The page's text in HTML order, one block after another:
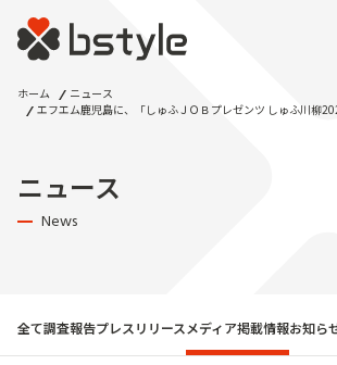
ホーム
ニュース
エフエム鹿児島に、「しゅふＪＯＢプレゼンツ しゅふ川柳
ニュース
News
全て調査報告プレスリリース メディア掲載情報お知ら